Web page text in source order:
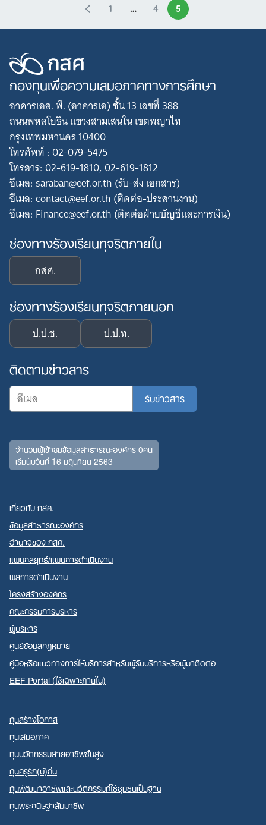
1 … 4 5
กองทุนเพื่อความเสมอภาคทางการศึกษา
อาคารเอส. พี. (อาคารเอ) ชั้น 13 เลขที่ 388
ถนนพหลโยธิน แขวงสามเสนใน เขตพญาไท
กรุงเทพมหานคร 10400
โทรศัพท์ : 02-079-5475
โทรสาร: 02-619-1810, 02-619-1812
อีเมล: saraban@eef.or.th (รับ-ส่ง เอกสาร)
อีเมล: contact@eef.or.th (ติดต่อ-ประสานงาน)
อีเมล: Finance@eef.or.th (ติดต่อฝ่ายบัญชีและการเงิน)
ช่องทางร้องเรียนทุจริตภายใน
กสศ.
ช่องทางร้องเรียนทุจริตภายนอก
ป.ป.ช. ป.ป.ท.
ติดตามข่าวสาร
จำนวนผู้เข้าชมข้อมูลสาธารณะองค์กร 0คน
เริ่มนับวันที่ 16 มิถุนายน 2563
เกี่ยวกับ กสศ.
ข้อมูลสาธารณะองค์กร
อำนาจของ กสศ.
แผนกลยุทธ์/แผนการดำเนินงาน
ผลการดำเนินงาน
โครงสร้างองค์กร
คณะกรรมการบริหาร
ผู้บริหาร
ศูนย์ข้อมูลกฎหมาย
คู่มือหรือแนวทางการให้บริการสำหรับผู้รับบริการหรือผู้มาติดต่อ
EEF Portal (ใช้เฉพาะภายใน)
ทุนสร้างโอกาส
ทุนเสมอภาค
ทุนนวัตกรรมสายอาชีพชั้นสูง
ทุนครูรัก(ษ์)ถิ่น
ทุนพัฒนาอาชีพและนวัตกรรมที่ใช้ชุมชนเป็นฐาน
ทุนพระกนิษฐาสัมมาชีพ